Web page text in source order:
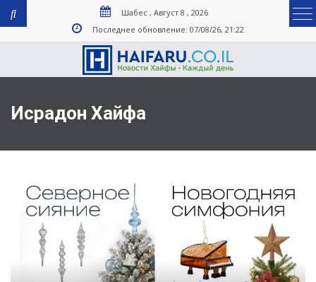
Шабес , Август 8 , 2026
Последнее обновление: 07/08/26, 21:22
Исрадон Хайфа